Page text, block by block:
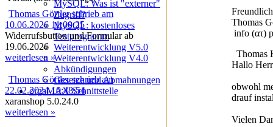
MySQL: Was ist "externer"
Zugriff?
MySQL: kostenloses
Testprogramm
Weiterentwicklung V5.0
Weiterentwicklung V4.0
Abkündigungen
Gesetze und Abmahnungen
orgaMAX Schnittstelle
Thomas Görtler schrieb am
10.06.2026 11:00:25
Widerrufsbutton und Formular ab
19.06.2026
weiterlesen »
Thomas Görtler schrieb am
22.02.2024 10:48:54
xaranshop 5.0.24.0
weiterlesen »
Thomas
info (ατ)
Thomas
Hallo
obwohl
drauf
Vielen